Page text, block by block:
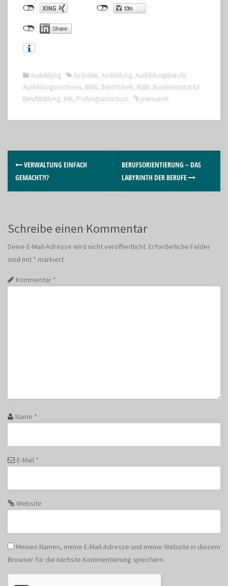
Ausbildung Ausbilder, Ausbildung, Ausbildungsberufe,
Ausbildungsnachweis, BBiG, Berichtsheft, BIBB, Bundesinstitut für
Berufsbildung, IHK, Prüfungsausschuss permalink
VERWALTUNG EINFACH
GEMACHT?!?
BERUFSORIENTIERUNG – DAS
LABYRINTH DER BERUFE
Schreibe einen Kommentar
Deine E-Mail-Adresse wird nicht veröffentlicht. Erforderliche Felder
sind mit * markiert
Kommentar *
Name *
E-Mail *
Website
Meinen Namen, meine E-Mail-Adresse und meine Website in diesem
Browser für die nächste Kommentierung speichern.